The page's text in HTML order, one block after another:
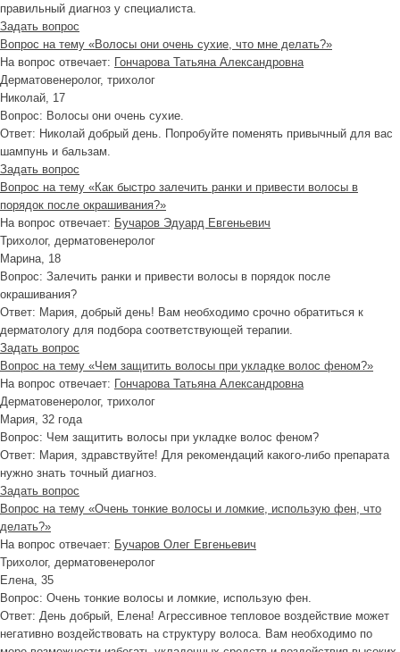
правильный диагноз у специалиста.
Задать вопрос
Вопрос на тему «Волосы они очень сухие, что мне делать?»
На вопрос отвечает: Гончарова Татьяна Александровна
Дерматовенеролог, трихолог
Николай, 17
Вопрос: Волосы они очень сухие.
Ответ: Николай добрый день. Попробуйте поменять привычный для вас
шампунь и бальзам.
Задать вопрос
Вопрос на тему «Как быстро залечить ранки и привести волосы в
порядок после окрашивания?»
На вопрос отвечает: Бучаров Эдуард Евгеньевич
Трихолог, дерматовенеролог
Марина, 18
Вопрос: Залечить ранки и привести волосы в порядок после
окрашивания?
Ответ: Мария, добрый день! Вам необходимо срочно обратиться к
дерматологу для подбора соответствующей терапии.
Задать вопрос
Вопрос на тему «Чем защитить волосы при укладке волос феном?»
На вопрос отвечает: Гончарова Татьяна Александровна
Дерматовенеролог, трихолог
Мария, 32 года
Вопрос: Чем защитить волосы при укладке волос феном?
Ответ: Мария, здравствуйте! Для рекомендаций какого-либо препарата
нужно знать точный диагноз.
Задать вопрос
Вопрос на тему «Очень тонкие волосы и ломкие, использую фен, что
делать?»
На вопрос отвечает: Бучаров Олег Евгеньевич
Трихолог, дерматовенеролог
Елена, 35
Вопрос: Очень тонкие волосы и ломкие, использую фен.
Ответ: День добрый, Елена! Агрессивное тепловое воздействие может
негативно воздействовать на структуру волоса. Вам необходимо по